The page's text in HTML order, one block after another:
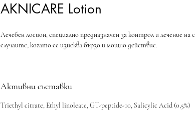
AKNICARE Lotion
Лечебен лосион, специално предназначен за контрол и лечение
случаите, когато се изисква бързо и мощно действие.
Активни съставки
Triethyl citrate, Ethyl linoleate, GT-peptide-10, Salicylic Acid (0,5%)